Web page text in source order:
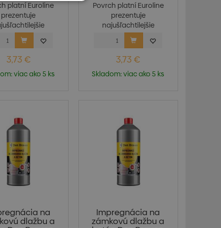
platní Euroline
prezentuje
kamenivo...
3,73 €
viac ako 5 ks
Povrch platní Euroline
prezentuje
najušľachtilejšie
kamenivo...
3,73 €
Skladom: viac ako 5 ks
na
dlažbu a
Impregnácia na
zámkovú dlažbu a